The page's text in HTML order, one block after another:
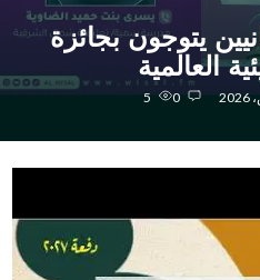
يتوجون بجائزة
5